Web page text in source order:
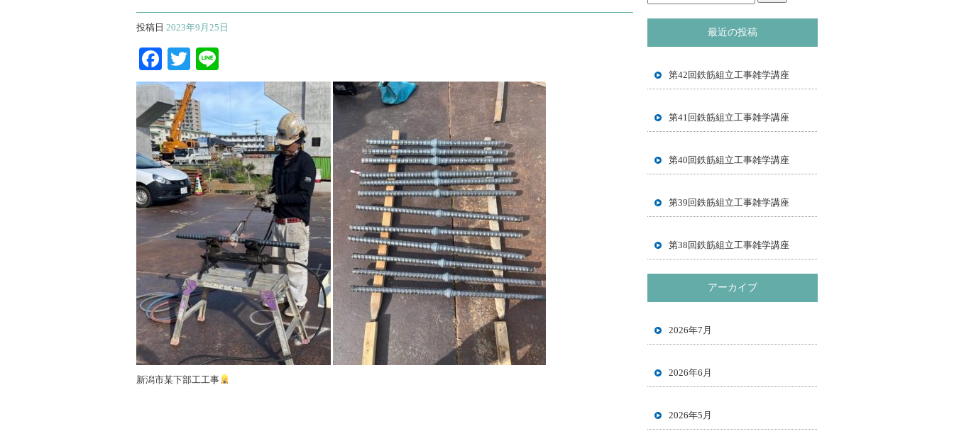
投稿日 2023年9月25日
Facebook
Twitter
新潟市某下部工工事
最近の投稿
第42回鉄筋組立工事雑学講座
第41回鉄筋組立工事雑学講座
第40回鉄筋組立工事雑学講座
第39回鉄筋組立工事雑学講座
第38回鉄筋組立工事雑学講座
アーカイブ
2026年7月
2026年6月
2026年5月